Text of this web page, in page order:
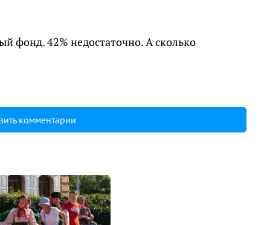
фонд. 42% недостаточно. А сколько
комментарии